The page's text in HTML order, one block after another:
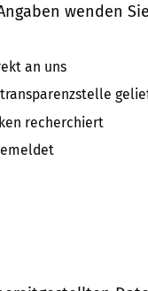
wenden
an uns
recherchiert